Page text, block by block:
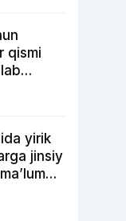
qismi
yirik
jinsiy